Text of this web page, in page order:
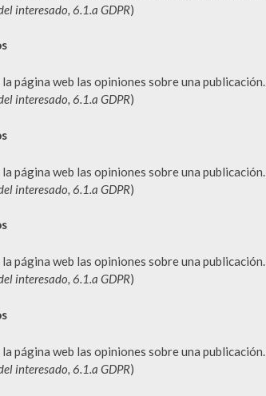
interesado, 6.1.a GDPR)
página web las opiniones sobre una publicación.
interesado, 6.1.a GDPR)
página web las opiniones sobre una publicación.
interesado, 6.1.a GDPR)
página web las opiniones sobre una publicación.
interesado, 6.1.a GDPR)
página web las opiniones sobre una publicación.
interesado, 6.1.a GDPR)